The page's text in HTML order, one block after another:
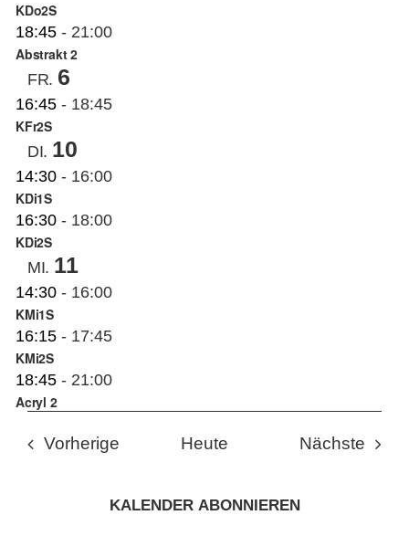
KDo2S
18:45 - 21:00
Abstrakt 2
FR. 6
16:45 - 18:45
KFr2S
DI. 10
14:30 - 16:00
KDi1S
16:30 - 18:00
KDi2S
MI. 11
14:30 - 16:00
KMi1S
16:15 - 17:45
KMi2S
18:45 - 21:00
Acryl 2
Vorherige Veranstaltungen
Heute Nächste
KALENDER ABONNIEREN